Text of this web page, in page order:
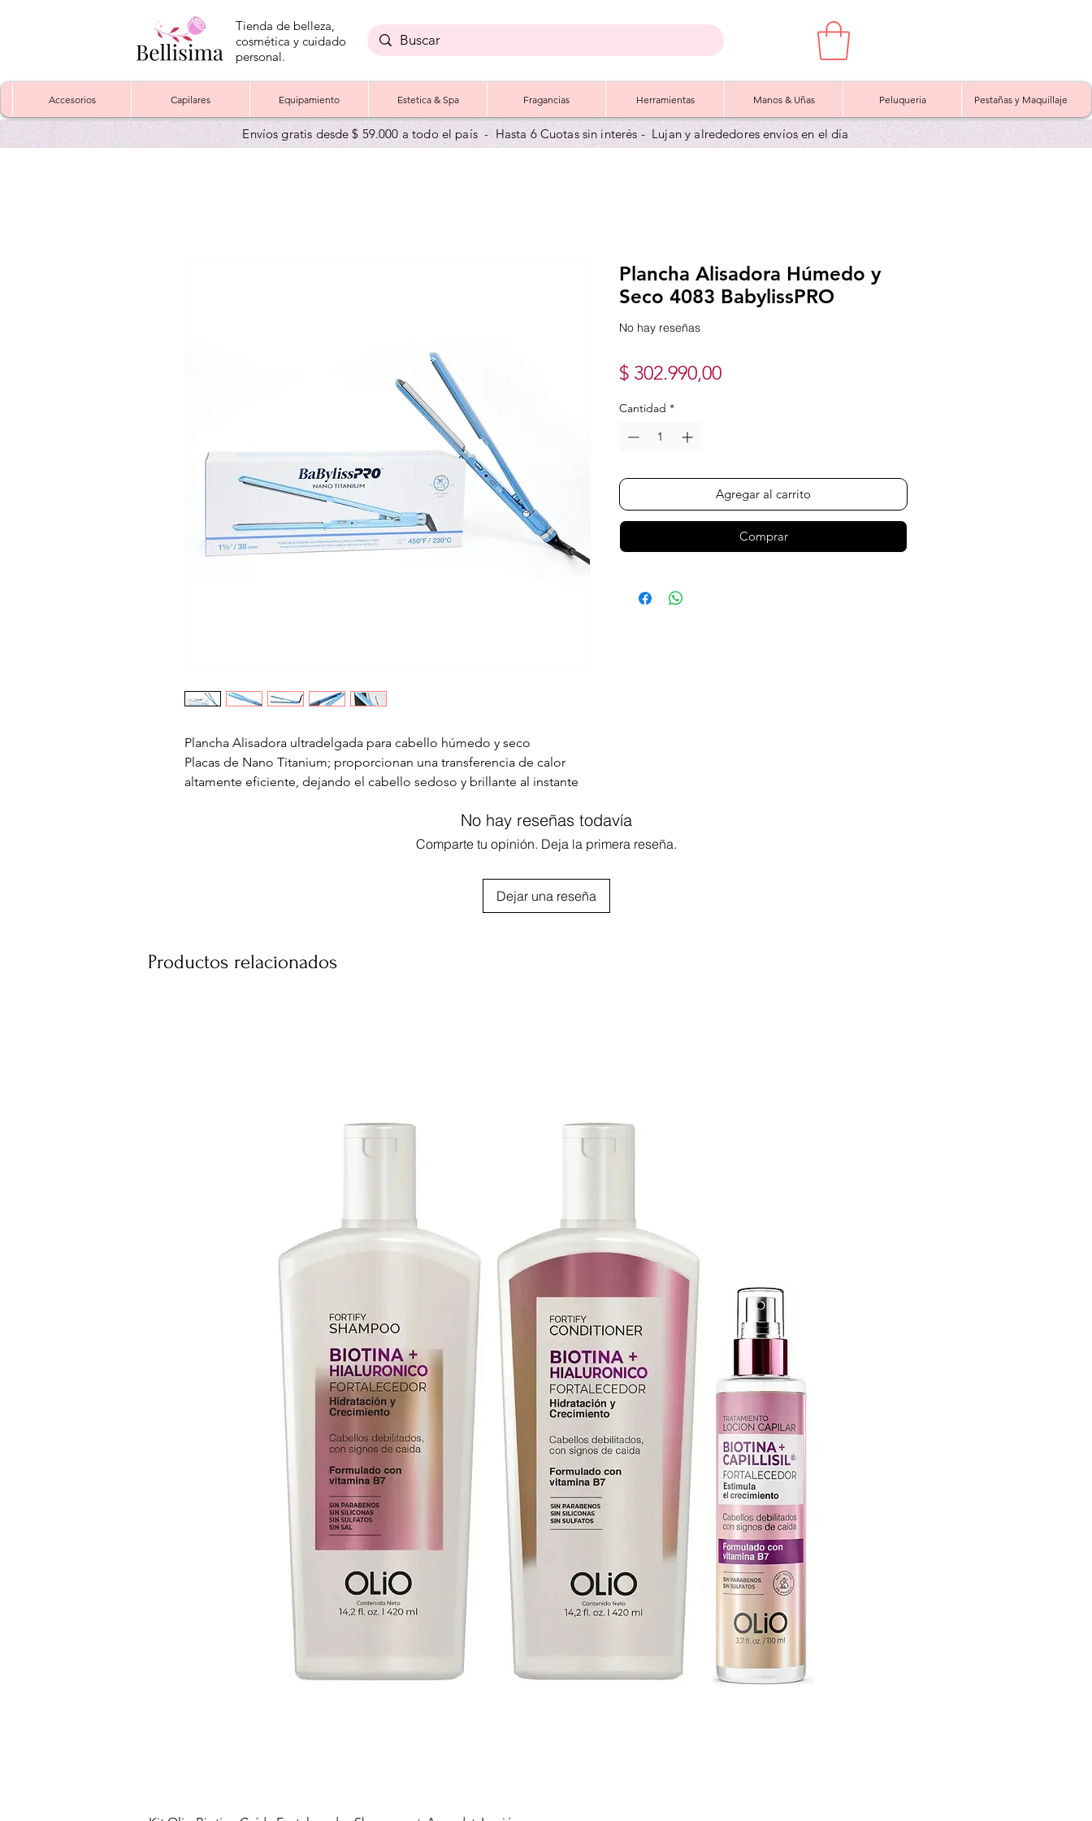
Tienda de belleza,
cosmética y cuidado
personal.
Accesorios Capilares Equipamiento Estetica & Spa Fragancias Herramientas Manos & Uñas Peluqueria Pestañas y Maquillaje
Envíos gratis desde $ 59.000 a todo el país - Hasta 6 Cuotas sin interés - Lujan y alrededores envíos en el día
Plancha Alisadora ultradelgada para cabello húmedo y seco
Placas de Nano Titanium; proporcionan una transferencia de calor
altamente eficiente, dejando el cabello sedoso y brillante al instante
50 ajustes de temperatura hasta 230°C para todo tipo de cabello
Diseño delgado y ultraligero para máxima comodidad
ACLARACIÓN: ESTA PLANCHA ES DOBLE VOLTAJE. SE ADAPTARÁ
DEBERÁ UTILIZAR UN ADAPTADOR ADECUADO (NO INCLUIDO)
Plancha Alisadora Húmedo y
Seco 4083 BabylissPRO
No hay reseñas
$ 302.990,00Precio
Cantidad *
Agregar al carrito
Comprar
No hay reseñas todavía
Comparte tu opinión. Deja la primera reseña.
Dejar una reseña
Productos relacionados